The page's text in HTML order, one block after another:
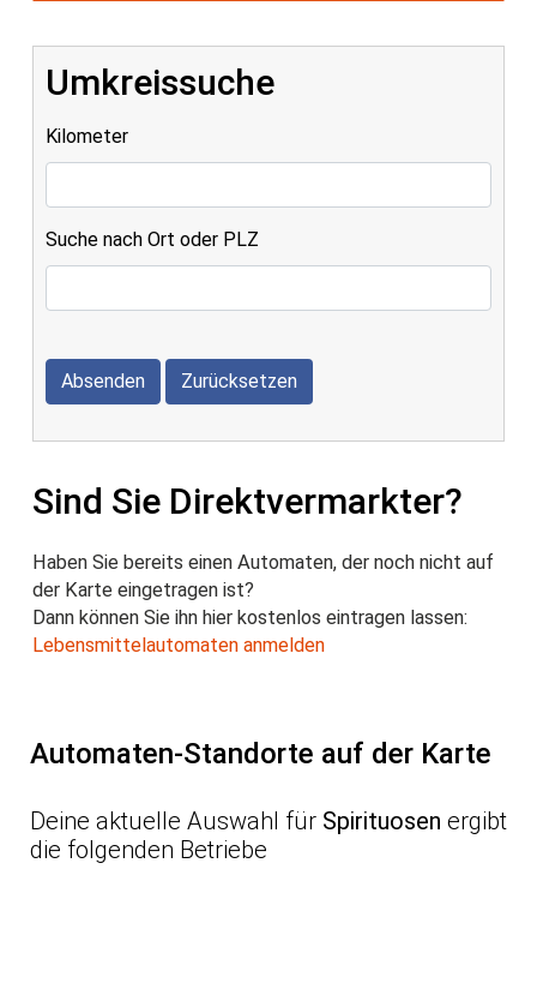
Automaten-Standorte auf der Karte
Deine aktuelle Auswahl für Spirituosen ergibt
die folgenden Betriebe
Umkreissuche
Kilometer
Suche nach Ort oder PLZ
Absenden Zurücksetzen
Sind Sie Direktvermarkter?
Haben Sie bereits einen Automaten, der noch nicht auf
der Karte eingetragen ist?
Dann können Sie ihn hier kostenlos eintragen lassen:
Lebensmittelautomaten anmelden